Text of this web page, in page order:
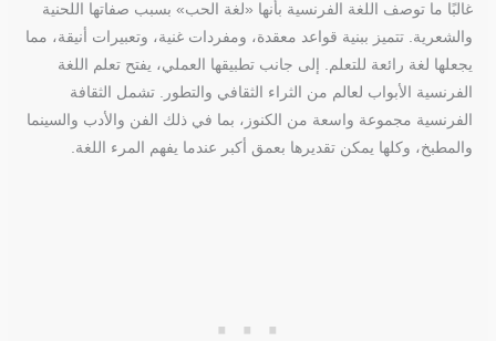
غالبًا ما توصف اللغة الفرنسية بأنها «لغة الحب» بسبب صفاتها اللحنية
والشعرية. تتميز ببنية قواعد معقدة، ومفردات غنية، وتعبيرات أنيقة، مما
يجعلها لغة رائعة للتعلم. إلى جانب تطبيقها العملي، يفتح تعلم اللغة
الفرنسية الأبواب لعالم من الثراء الثقافي والتطور. تشمل الثقافة
الفرنسية مجموعة واسعة من الكنوز، بما في ذلك الفن والأدب والسينما
والمطبخ، وكلها يمكن تقديرها بعمق أكبر عندما يفهم المرء اللغة.